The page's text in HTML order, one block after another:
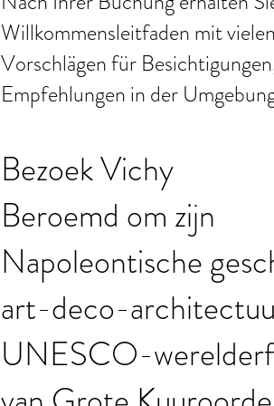
Willkommensleitfaden mit
Vorschlägen für
Empfehlungen in der Umgebung.
Bezoek Vichy
Beroemd om zijn
Napoleontische
art-deco-
UNESCO-